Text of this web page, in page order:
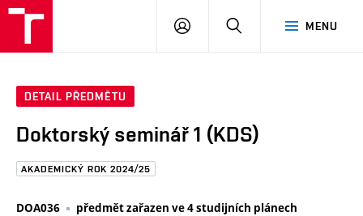
Brno
MENU
PŘIHLÁSIT
DETAIL PŘEDMĚTU
Doktorský seminář 1 (KDS)
AKADEMICKÝ ROK 2024/25
DOA036 předmět zařazen ve 4 studijních plánech